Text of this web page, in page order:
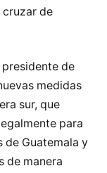
cruzar de
de
medidas
sur, que
para
de Guatemala y
de manera